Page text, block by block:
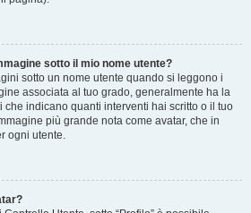
sotto il mio nome utente?
sotto un nome utente quando si leggono i
associata al tuo grado, generalmente ha la
che indicano quanti interventi hai scritto o il tuo
più grande nota come avatar, che in
ogni utente.